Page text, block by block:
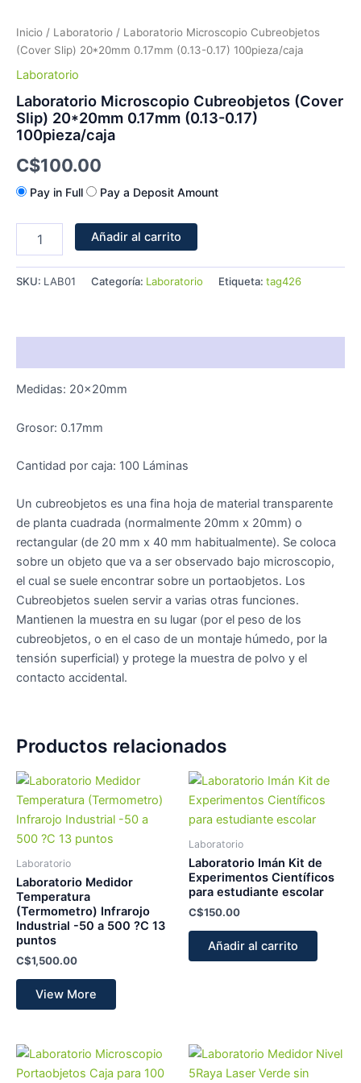
Inicio / Laboratorio / Laboratorio Microscopio Cubreobjetos
(Cover Slip) 20*20mm 0.17mm (0.13-0.17) 100pieza/caja
Laboratorio
Laboratorio Microscopio Cubreobjetos (Cover
Slip) 20*20mm 0.17mm (0.13-0.17)
100pieza/caja
C$100.00
Pay in Full Pay a Deposit Amount
Añadir al carrito
SKU: LAB01 Categoría: Laboratorio Etiqueta: tag426
Medidas: 20x20mm
Grosor: 0.17mm
Cantidad por caja: 100 Láminas
Un cubreobjetos es una fina hoja de material transparente
de planta cuadrada (normalmente 20mm x 20mm) o
rectangular (de 20 mm x 40 mm habitualmente). Se coloca
sobre un objeto que va a ser observado bajo microscopio,
el cual se suele encontrar sobre un portaobjetos. Los
Cubreobjetos suelen servir a varias otras funciones.
Mantienen la muestra en su lugar (por el peso de los
cubreobjetos, o en el caso de un montaje húmedo, por la
tensión superficial) y protege la muestra de polvo y el
contacto accidental.
Productos relacionados
Laboratorio
Laboratorio Medidor
Temperatura
(Termometro) Infrarojo
Industrial -50 a 500 ?C 13
puntos
C$1,500.00
View More
Laboratorio
Laboratorio Imán Kit de
Experimentos Científicos
para estudiante escolar
C$150.00
Añadir al carrito